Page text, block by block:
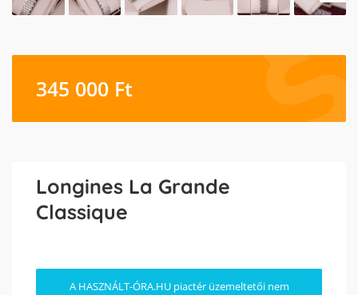
345 000 Ft
Longines La Grande
Classique
A HASZNÁLT-ÓRA.HU piactér üzemeltetői nem